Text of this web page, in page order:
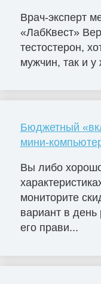
Врач-эксперт
«ЛабКвест»
тестостерон,
мужчин, так и
Бюджетный
мини-
Вы либо
мониторите
вариант в
его прави...